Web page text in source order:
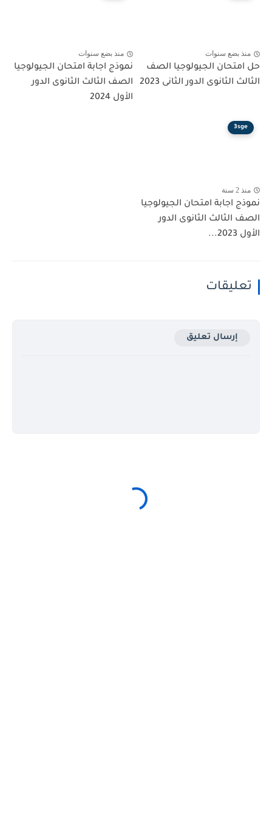
منذ بضع سنوات
حل امتحان الجيولوجيا الصف
الثالث الثانوى الدور الثانى 2023
منذ بضع سنوات
نموذج اجابة امتحان الجيولوجيا
الصف الثالث الثانوى الدور
الأول 2024
3sge
منذ 2 سنة
نموذج اجابة امتحان الجيولوجيا
الصف الثالث الثانوى الدور
الأول 2023...
تعليقات
إرسال تعليق